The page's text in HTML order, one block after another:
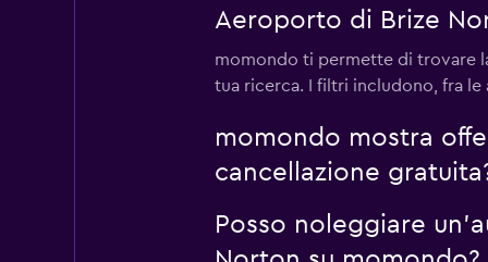
Aeroporto di Brize
momondo ti permette di trovare
tua ricerca. I filtri includono, fra
momondo mostra
cancellazione
Posso noleggiare